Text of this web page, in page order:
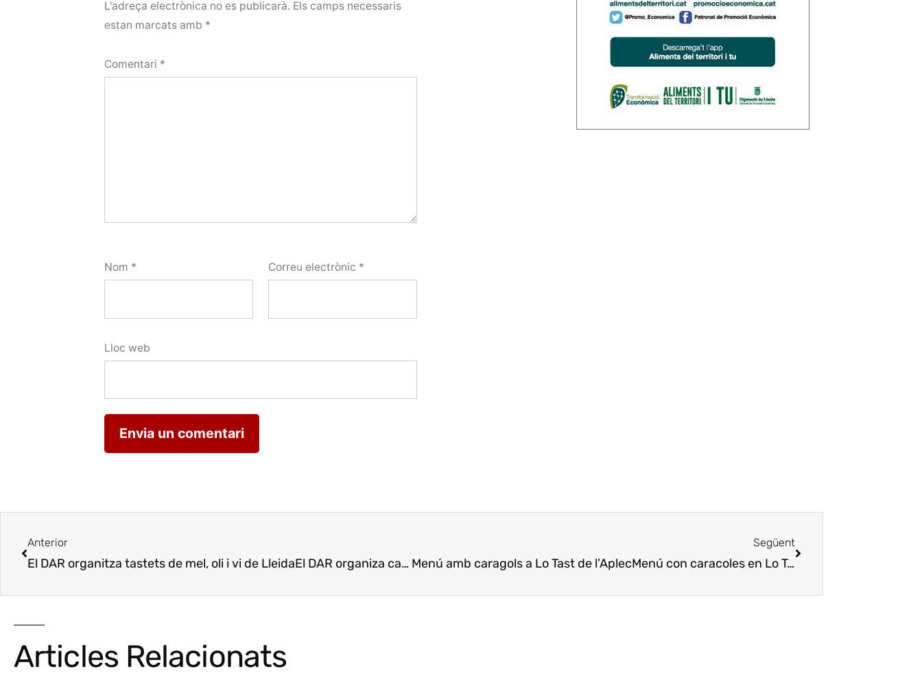
L'adreça electrònica no es publicarà. Els camps necessaris
estan marcats amb *
Comentari *
Nom * Correu electrònic *
Lloc web
Anterior
El DAR organitza tastets de mel, oli i vi de LleidaEl DAR organiza catas de miel, aceite y vino de Lleida
Següent
Menú amb caragols a Lo Tast de l’AplecMenú con caracoles en Lo Tast del Aplec
Articles Relacionats